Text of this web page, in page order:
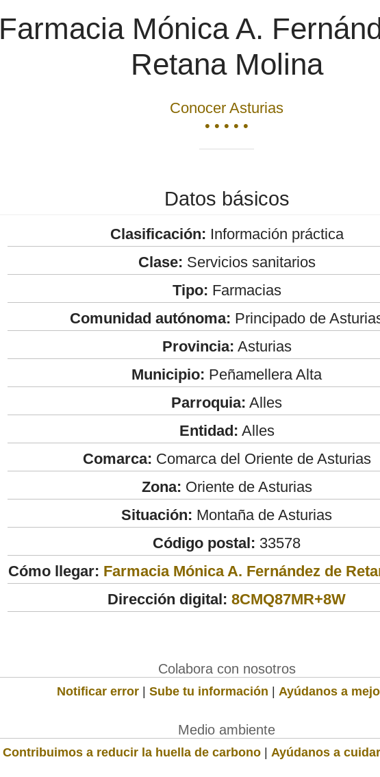
Farmacia Mónica A.
Retana Molina
Conocer Asturias
• • • • •
Datos básicos
Clasificación: Información práctica
Clase: Servicios sanitarios
Tipo: Farmacias
Comunidad autónoma: Principado de
Provincia: Asturias
Municipio: Peñamellera Alta
Parroquia: Alles
Entidad: Alles
Comarca: Comarca del Oriente de Asturias
Zona: Oriente de Asturias
Situación: Montaña de Asturias
Código postal: 33578
Cómo llegar: Farmacia Mónica A. Fernández de
Dirección digital: 8CMQ87MR+8W
Colabora con nosotros
Notificar error | Sube tu información | Ayúdanos a
Medio ambiente
Contribuimos a reducir la huella de carbono | Ayúdanos a